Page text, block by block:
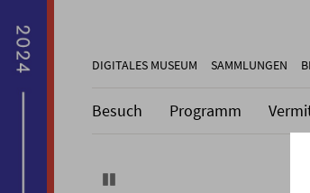
DIGITALES MUSEUM SAMMLUNGEN
Besuch Programm